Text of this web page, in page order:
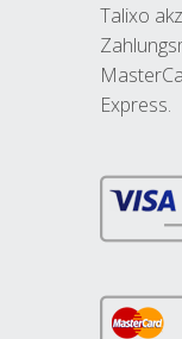
Talixo
Express.